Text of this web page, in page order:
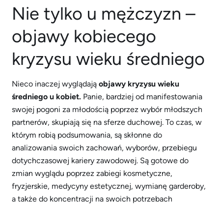
Nie tylko u mężczyzn –
objawy kobiecego
kryzysu wieku średniego
Nieco inaczej wyglądają objawy kryzysu wieku
średniego u kobiet. Panie, bardziej od manifestowania
swojej pogoni za młodością poprzez wybór młodszych
partnerów, skupiają się na sferze duchowej. To czas, w
którym robią podsumowania, są skłonne do
analizowania swoich zachowań, wyborów, przebiegu
dotychczasowej kariery zawodowej. Są gotowe do
zmian wyglądu poprzez zabiegi kosmetyczne,
fryzjerskie, medycyny estetycznej, wymianę garderoby,
a także do koncentracji na swoich potrzebach